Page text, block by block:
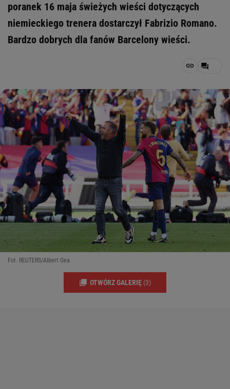
poranek 16 maja świeżych wieści dotyczących
niemieckiego trenera dostarczył Fabrizio Romano.
Bardzo dobrych dla fanów Barcelony wieści.
Fot. REUTERS/Albert Gea
OTWÓRZ GALERIĘ (3)